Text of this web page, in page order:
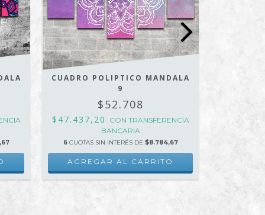
CUADRO POLIPTICO MANDALA
9
$52.708
$47.437,20 CON TRANSFERENCIA
BANCARIA
6 CUOTAS SIN INTERÉS DE $8.784,67
AGREGAR AL CARRITO